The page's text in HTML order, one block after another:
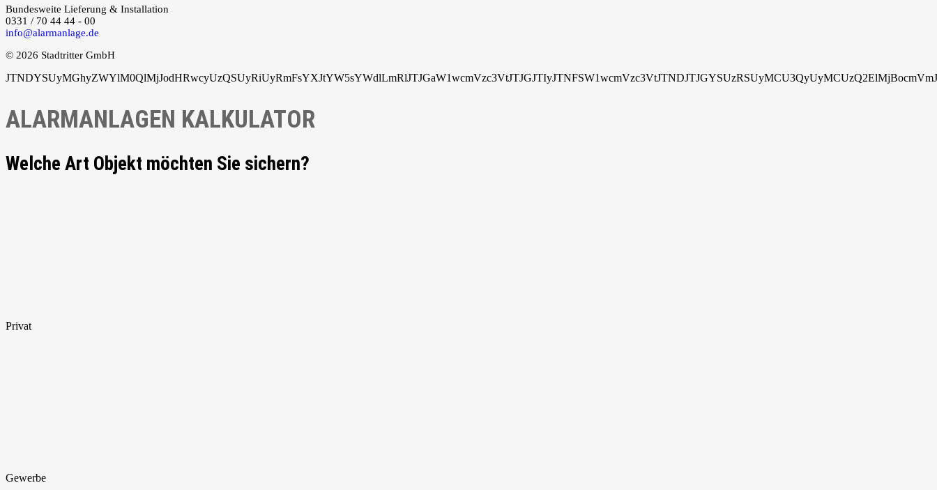
Bundesweite Lieferung & Installation
0331 / 70 44 44 - 00
info@alarmanlage.de
© 2026 Stadtritter GmbH
ALARMANLAGEN KALKULATOR
Welche Art Objekt möchten Sie sichern?
Privat
Gewerbe